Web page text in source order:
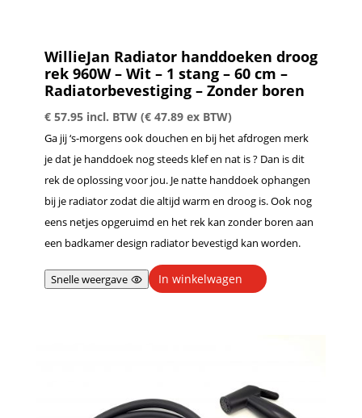
WillieJan Radiator handdoeken droog
rek 960W – Wit – 1 stang – 60 cm –
Radiatorbevestiging – Zonder boren
€57.95 incl. BTW (€47.89ex BTW)
Ga jij ‘s-morgens ook douchen en bij het afdrogen merk
je dat je handdoek nog steeds klef en nat is ? Dan is dit
rek de oplossing voor jou. Je natte handdoek ophangen
bij je radiator zodat die altijd warm en droog is. Ook nog
eens netjes opgeruimd en het rek kan zonder boren aan
een badkamer design radiator bevestigd kan worden.
Snelle weergave In winkelwagen